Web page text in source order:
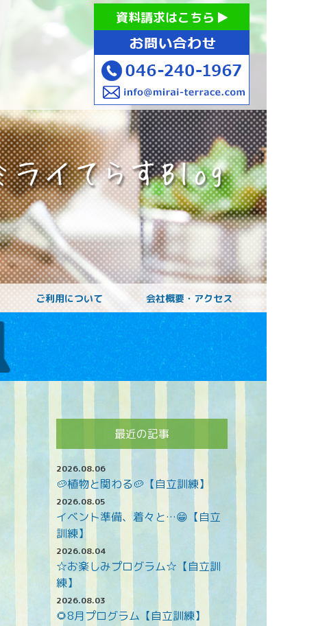
をお持ちの方への就労支援 ミライてらす大和｜就労移行｜就
資料請求はこちら
お子様の
ご利用について 会社概要・アクセス
最近の記事
2026.08.06
🥔植物と関わる🥔【自立訓練】
2026.08.05
イベント準備、着々と…😁【自立
訓練】
2026.08.04
☆お楽しみプログラム☆【自立訓
練】
2026.08.03
🌻8月プログラム【自立訓練】